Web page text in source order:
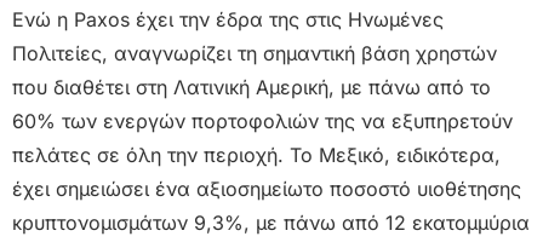
Ενώ η Paxos έχει την έδρα της στις Ηνωμένες
Πολιτείες, αναγνωρίζει τη σημαντική βάση χρηστών
που διαθέτει στη Λατινική Αμερική, με πάνω από το
60% των ενεργών πορτοφολιών της να εξυπηρετούν
πελάτες σε όλη την περιοχή. Το Μεξικό, ειδικότερα,
έχει σημειώσει ένα αξιοσημείωτο ποσοστό υιοθέτησης
κρυπτονομισμάτων 9,3%, με πάνω από 12 εκατομμύρια